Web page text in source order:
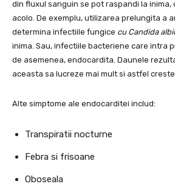
din fluxul sanguin se pot raspandi la
acolo. De exemplu, utilizarea prelungita a
determina infectiile fungice cu Candida
inima. Sau, infectiile bacteriene care intra
de asemenea, endocardita. Daunele
aceasta sa lucreze mai mult si astfel
Alte simptome ale endocarditei includ:
Transpiratii nocturne
Febra si frisoane
Oboseala